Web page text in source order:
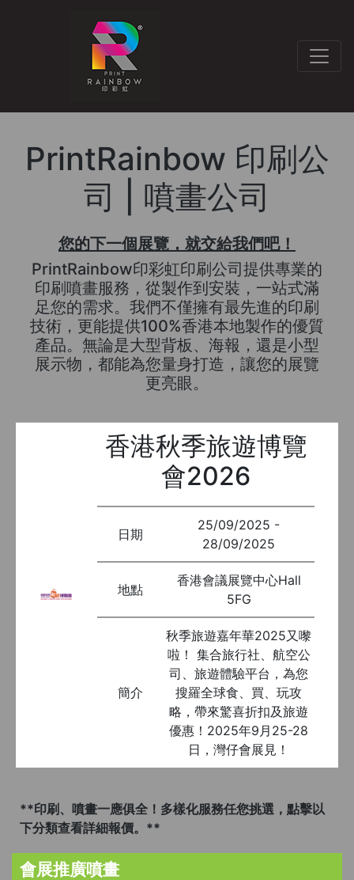
PrintRainbow 印刷公
司 | 噴畫公司
您的下一個展覽，就交給我們吧！
PrintRainbow印彩虹印刷公司提供專業的
印刷噴畫服務，從製作到安裝，一站式滿
足您的需求。我們不僅擁有最先進的印刷
技術，更能提供100%香港本地製作的優質
產品。無論是大型背板、海報，還是小型
展示物，都能為您量身打造，讓您的展覽
更亮眼。
香港秋季旅遊博覽
會2026
日期
25/09/2025 -
28/09/2025
地點
香港會議展覽中心Hall
5FG
簡介
秋季旅遊嘉年華2025又嚟
啦！ 集合旅行社、航空公
司、旅遊體驗平台，為您
搜羅全球食、買、玩攻
略，帶來驚喜折扣及旅遊
優惠！2025年9月25-28
日，灣仔會展見！
**印刷、噴畫一應俱全！多樣化服務任您挑選，點擊以
下分類查看詳細報價。**
會展推廣噴畫